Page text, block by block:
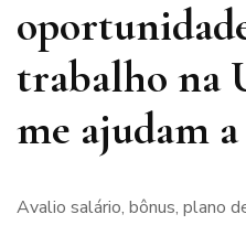
trabalho na
me ajudam
Avalio salário, bônus, plano